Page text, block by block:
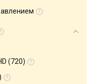
(720)